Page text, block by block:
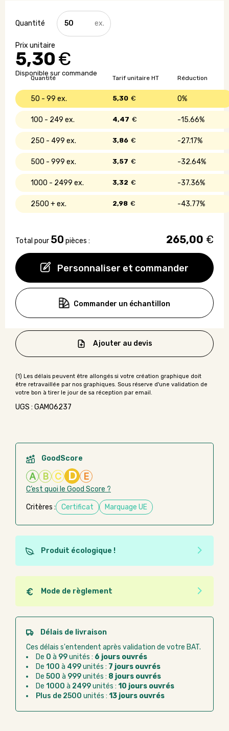
5,30€
Disponible sur commande
Personnaliser et commander
quantité
de
Gourde
fuite
personnalisée
sans
600ml
Quantité Réduction
Tarif unitaire HT
50 - 99 0%
5,30 €
100 - 249 15.66%
4,47 €
250 - 499 27.17%
3,86 €
500 - 999 32.64%
3,57 €
1000 - 2499 37.36%
3,32 €
2500 + 43.77%
2,98 €
Total pour 50 pièces : 265,00 €
Commander un échantillon
Ajouter au devis
UGS : GAMO6237
GoodScore
A B C D E
C’est quoi le Good Score ?
Critères : Certificat Marquage UE
Produit écologique !
Ce produit est éco-conçu, il a été fabriqué à partir de
matériaux recyclés ou recyclables. Ces produits
peuvent plus facilement obtenir une seconde vie
après utilisation. L'origine de fabrication du produit
n'entre pas dans les critères d'éco-conception.
Mode de règlement
Quel que soit le mode de règlement, vous pouvez
passer commande en ligne sur Good Act.
Paiement CB :paiement sécurisé par carte
Virement bancaire :règlement sur facture
après la commande
Chorus Pro :règlement par mandat
administratif après la commande
Délais de livraison
Ces délais s'entendent après validation de votre BAT.
De 0 à 99unités : 6 jours ouvrés
De 100 à 499unités : 7 jours ouvrés
De 500 à 999unités : 8 jours ouvrés
De 1000 à 2499unités : 10 jours ouvrés
Plus de 2500 unités : 13 jours ouvrés